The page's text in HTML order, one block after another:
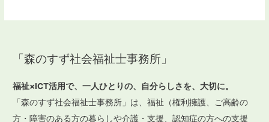
「森のすず社会福祉士事務所」
福祉×ICT活用で、一人ひとりの、自分らしさを、大切に。
「森のすず社会福祉士事務所」は、福祉（権利擁護、ご高齢の
方・障害のある方の暮らしや介護・支援、認知症の方への支援